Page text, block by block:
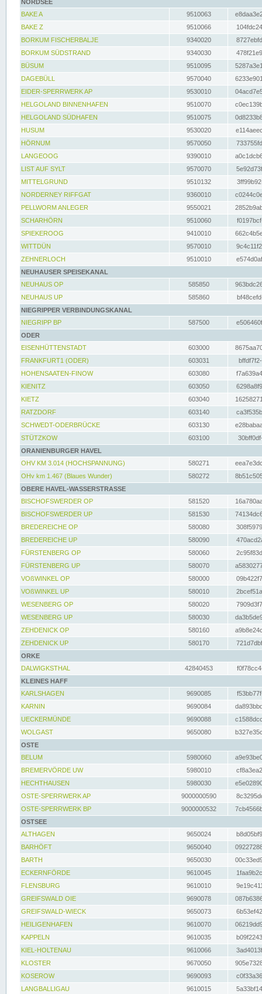
NORDSEE
BAKE A
9510063
BAKE Z
9510066
BORKUM FISCHERBALJE
9340020
BORKUM SÜDSTRAND
9340030
BÜSUM
9510095
DAGEBÜLL
9570040
EIDER-SPERRWERK AP
9530010
HELGOLAND BINNENHAFEN
9510070
HELGOLAND SÜDHAFEN
9510075
HUSUM
9530020
HÖRNUM
9570050
LANGEOOG
9390010
LIST AUF SYLT
9570070
MITTELGRUND
9510132
NORDERNEY RIFFGAT
9360010
PELLWORM ANLEGER
9550021
SCHARHÖRN
9510060
SPIEKEROOG
9410010
WITTDÜN
9570010
ZEHNERLOCH
9510010
NEUHAUSER SPEISEKANAL
NEUHAUS OP
585850
NEUHAUS UP
585860
NIEGRIPPER VERBINDUNGSKANAL
NIEGRIPP BP
587500
ODER
EISENHÜTTENSTADT
603000
FRANKFURT1 (ODER)
603031
HOHENSAATEN-FINOW
603080
KIENITZ
603050
KIETZ
603040
RATZDORF
603140
SCHWEDT-ODERBRÜCKE
603130
STÜTZKOW
603100
ORANIENBURGER HAVEL
OHV KM 3.014 (HOCHSPANNUNG)
580271
OHv km 1.467 (Blaues Wunder)
580272
OBERE HAVEL-WASSERSTRASSE
BISCHOFSWERDER OP
581520
BISCHOFSWERDER UP
581530
BREDEREICHE OP
580080
BREDEREICHE UP
580090
FÜRSTENBERG OP
580060
FÜRSTENBERG UP
580070
VOßWINKEL OP
580000
VOßWINKEL UP
580010
WESENBERG OP
580020
WESENBERG UP
580030
ZEHDENICK OP
580160
ZEHDENICK UP
580170
ORKE
DALWIGKSTHAL
42840453
KLEINES HAFF
KARLSHAGEN
9690085
KARNIN
9690084
UECKERMÜNDE
9690088
WOLGAST
9650080
OSTE
BELUM
5980060
BREMERVÖRDE UW
5980010
HECHTHAUSEN
5980030
OSTE-SPERRWERK AP
9000000590
OSTE-SPERRWERK BP
9000000532
OSTSEE
ALTHAGEN
9650024
BARHÖFT
9650040
BARTH
9650030
ECKERNFÖRDE
9610045
FLENSBURG
9610010
GREIFSWALD OIE
9690078
GREIFSWALD-WIECK
9650073
HEILIGENHAFEN
9610070
KAPPELN
9610035
KIEL-HOLTENAU
9610066
KLOSTER
9670050
KOSEROW
9690093
LANGBALLIGAU
9610015